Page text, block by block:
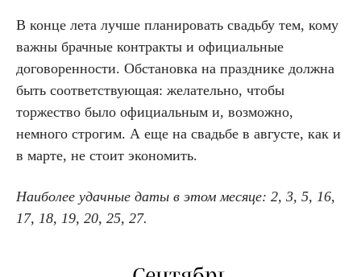
В конце лета лучше планировать свадьбу тем, кому
важны брачные контракты и официальные
договоренности. Обстановка на празднике должна
быть соответствующая: желательно, чтобы
торжество было официальным и, возможно,
немного строгим. А еще на свадьбе в августе, как и
в марте, не стоит экономить.
Наиболее удачные даты в этом месяце: 2, 3, 5, 16,
17, 18, 19, 20, 25, 27.